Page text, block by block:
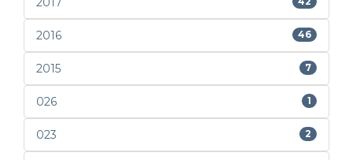
2016 46
2015 7
026 1
023 2